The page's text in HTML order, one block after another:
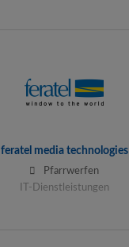
feratel media technologies
Pfarrwerfen
IT-Dienstleistungen